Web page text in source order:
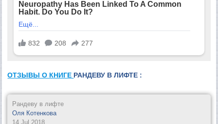
ОТЗЫВЫ О КНИГЕ РАНДЕВУ В ЛИФТЕ :
Рандеву в лифте
Оля Котенкова
14 Jul 2018